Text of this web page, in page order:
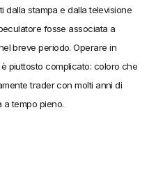
dalla stampa e dalla televisione
fosse associata a
breve periodo. Operare in
piuttosto complicato: coloro che
trader con molti anni di
a tempo pieno.